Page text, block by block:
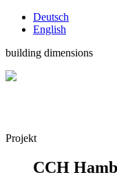
Deutsch
English
building dimensions
Projekt
CCH